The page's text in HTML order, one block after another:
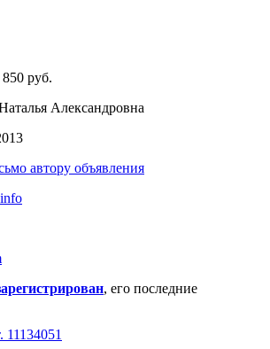
руб.
Александровна
автору объявления
, его последние
11134051